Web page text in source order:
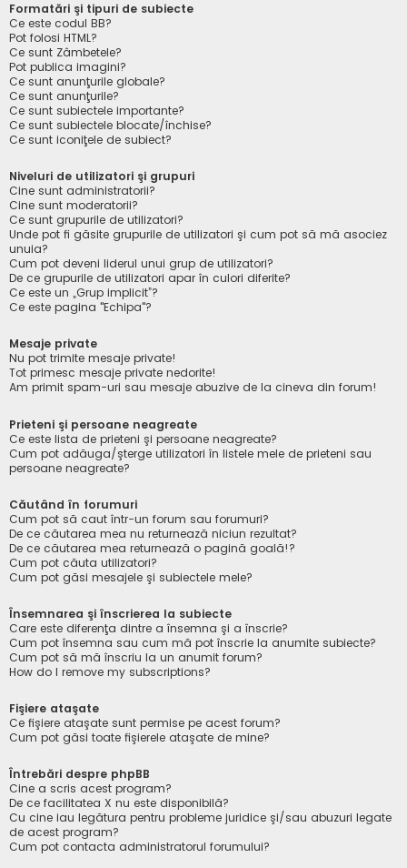
Formatări şi tipuri de subiecte
Ce este codul BB?
Pot folosi HTML?
Ce sunt Zâmbetele?
Pot publica imagini?
Ce sunt anunţurile globale?
Ce sunt anunţurile?
Ce sunt subiectele importante?
Ce sunt subiectele blocate/închise?
Ce sunt iconiţele de subiect?
Niveluri de utilizatori şi grupuri
Cine sunt administratorii?
Cine sunt moderatorii?
Ce sunt grupurile de utilizatori?
Unde pot fi găsite grupurile de utilizatori şi cum pot să mă asociez
unuia?
Cum pot deveni liderul unui grup de utilizatori?
De ce grupurile de utilizatori apar în culori diferite?
Ce este un „Grup implicit”?
Ce este pagina "Echipa"?
Mesaje private
Nu pot trimite mesaje private!
Tot primesc mesaje private nedorite!
Am primit spam-uri sau mesaje abuzive de la cineva din forum!
Prieteni şi persoane neagreate
Ce este lista de prieteni şi persoane neagreate?
Cum pot adăuga/şterge utilizatori în listele mele de prieteni sau
persoane neagreate?
Căutând în forumuri
Cum pot să caut într-un forum sau forumuri?
De ce căutarea mea nu returnează niciun rezultat?
De ce căutarea mea returnează o pagină goală!?
Cum pot căuta utilizatori?
Cum pot găsi mesajele şi subiectele mele?
Însemnarea şi înscrierea la subiecte
Care este diferenţa dintre a însemna şi a înscrie?
Cum pot însemna sau cum mă pot înscrie la anumite subiecte?
Cum pot să mă înscriu la un anumit forum?
How do I remove my subscriptions?
Fişiere ataşate
Ce fişiere ataşate sunt permise pe acest forum?
Cum pot găsi toate fişierele ataşate de mine?
Întrebări despre phpBB
Cine a scris acest program?
De ce facilitatea X nu este disponibilă?
Cu cine iau legătura pentru probleme juridice şi/sau abuzuri legate
de acest program?
Cum pot contacta administratorul forumului?